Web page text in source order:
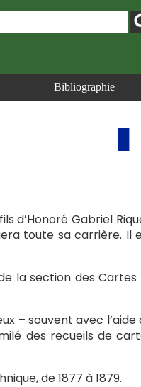
Bibliographie
d’Honoré Gabriel
toute sa carrière. Il
la section des
– souvent avec l’aide
des recueils de
de 1877 à 1879.